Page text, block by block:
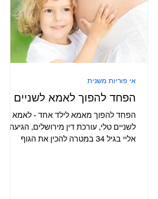
הפחד להפוך לאמא לשניים
הפחד להפוך מאמא לילד אחד - לאמא
לשניים טלי, עורכת דין מירושלים, הגיעה
אליי בגיל 34 במטרה להכין את הגוף
אי פוריות משנית